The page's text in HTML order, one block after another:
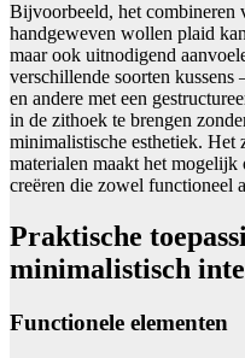
Bijvoorbeeld, het combineren
handgeweven wollen plaid
maar ook uitnodigend
verschillende soorten
en andere met een
in de zithoek te brengen
minimalistische esthetiek. Het
materialen maakt het mogelijk
creëren die zowel functioneel
Praktische
minimalistisch
Functionele elementen